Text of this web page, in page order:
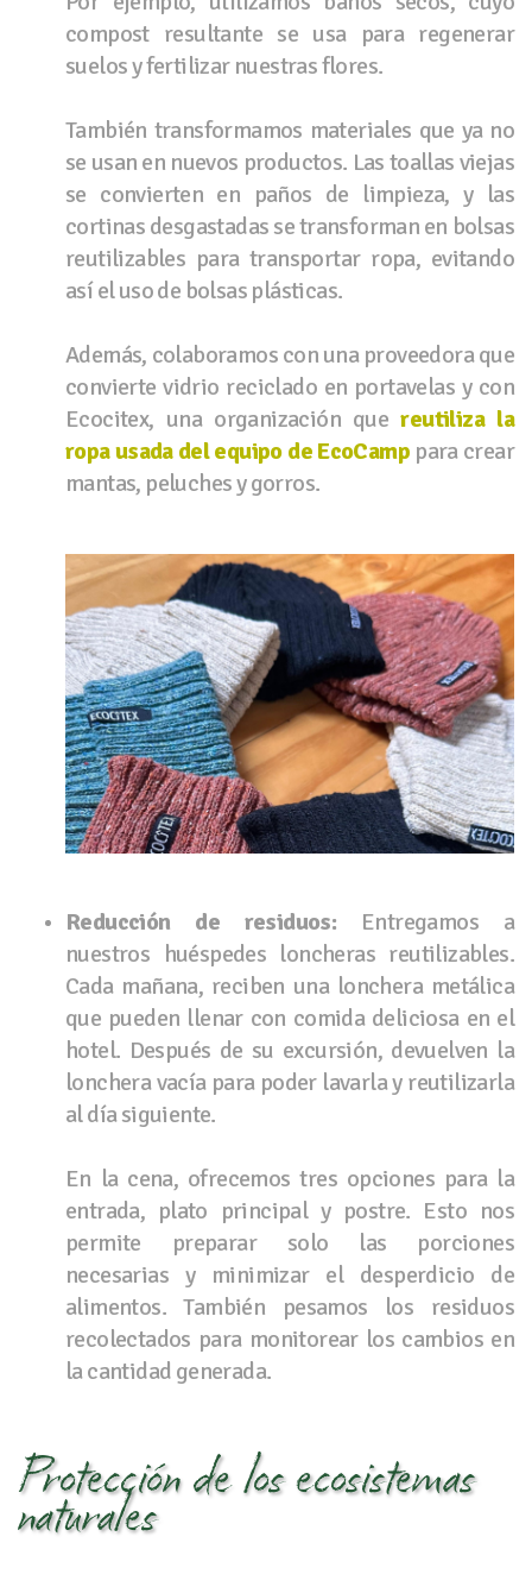
compost resultante se usa para regenerar
suelos y fertilizar nuestras flores.
También transformamos materiales que ya no
se usan en nuevos productos. Las toallas viejas
se convierten en paños de limpieza, y las
cortinas desgastadas se transforman en bolsas
reutilizables para transportar ropa, evitando
así el uso de bolsas plásticas.
Además, colaboramos con una proveedora que
convierte vidrio reciclado en portavelas y con
Ecocitex, una organización quereutiliza la
ropa usada del equipo de EcoCamppara crear
mantas, peluches y gorros.
Reducción de residuos: Entregamos a
nuestros huéspedes loncheras reutilizables.
Cada mañana, reciben una lonchera metálica
que pueden llenar con comida deliciosa en el
hotel. Después de su excursión, devuelven la
lonchera vacía para poder lavarla y reutilizarla
al día siguiente.
En la cena, ofrecemos tres opciones para la
entrada, plato principal y postre. Esto nos
permite preparar solo las porciones
necesarias y minimizar el desperdicio de
alimentos. También pesamos los residuos
recolectados para monitorear los cambios en
la cantidad generada.
Protección de los ecosistemas
naturales